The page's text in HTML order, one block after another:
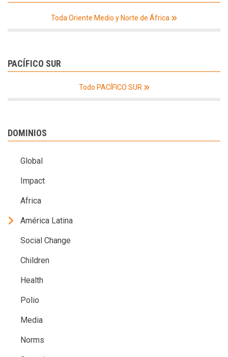
Toda Oriente Medio y Norte de África
PACÍFICO SUR
Todo PACÍFICO SUR
DOMINIOS
Global
Impact
Africa
América Latina
Social Change
Children
Health
Polio
Media
Norms